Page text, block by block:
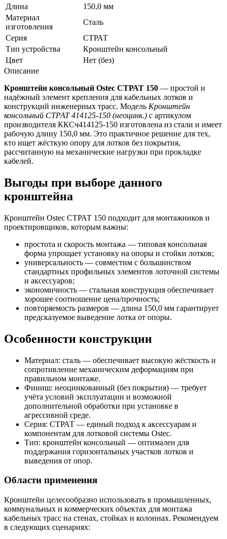
Длина
150,0 мм
Материал
изготовления
Сталь
Серия
СТРАТ
Тип устройства
Кронштейн консольный
Цвет
Нет (без)
Описание
Кронштейн консольный Ostec СТРАТ 150 — простой и
надёжный элемент крепления для кабельных лотков и
конструкций инженерных трасс. Модель Кронштейн
консольный СТРАТ 414125-150 (неоцинк.) с артикулом
производителя ККСч414125-150 изготовлена из стали и имеет
рабочую длину 150,0 мм. Это практичное решение для тех,
кто ищет жёсткую опору для лотков без покрытия,
рассчитанную на механические нагрузки при прокладке
кабелей.
Выгоды при выборе данного
кронштейна
Кронштейн Ostec СТРАТ 150 подходит для монтажников и
проектировщиков, которым важны:
простота и скорость монтажа — типовая консольная
форма упрощает установку на опоры и стойки лотков;
универсальность — совместим с большинством
стандартных профильных элементов лоточной системы
и аксессуаров;
экономичность — стальная конструкция обеспечивает
хорошее соотношение цена/прочность;
повторяемость размеров — длина 150,0 мм гарантирует
предсказуемое выведение лотка от опоры.
Особенности конструкции
Материал: сталь — обеспечивает высокую жёсткость и
сопротивление механическим деформациям при
правильном монтаже.
Финиш: неоцинкованный (без покрытия) — требует
учёта условий эксплуатации и возможной
дополнительной обработки при установке в
агрессивной среде.
Серия: СТРАТ — единый подход к аксессуарам и
компонентам для лотковой системы Ostec.
Тип: кронштейн консольный — оптимален для
поддержания горизонтальных участков лотков и
выведения от опор.
Области применения
Кронштейн целесообразно использовать в промышленных,
коммунальных и коммерческих объектах для монтажа
кабельных трасс на стенах, стойках и колоннах. Рекомендуем
в следующих сценариях: